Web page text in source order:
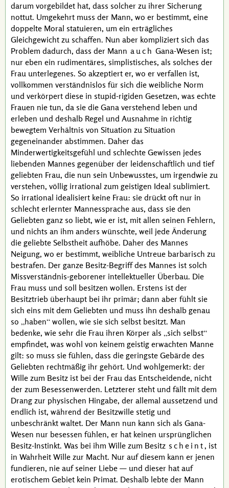
darum vorgebildet hat, dass solcher zu ihrer Sicherung
nottut. Umgekehrt muss der Mann, wo er bestimmt, eine
doppelte Moral statuieren, um ein erträgliches
Gleichgewicht zu schaffen. Nun aber kompliziert sich das
Problem dadurch, dass der Mann auch Gana-Wesen ist;
nur eben ein rudimentäres, simplistisches, als solches der
Frau unterlegenes. So akzeptiert er, wo er verfallen ist,
vollkommen verständnislos für sich die weibliche Norm
und verkörpert diese in stupid-rigiden Gesetzen, was echte
Frauen nie tun, da sie die Gana verstehend leben und
erleben und deshalb Regel und Ausnahme in richtig
bewegtem Verhältnis von Situation zu Situation
gegeneinander abstimmen. Daher das
Minderwertigkeitsgefühl und schlechte Gewissen jedes
liebenden Mannes gegenüber der leidenschaftlich und tief
geliebten Frau, die nun sein Unbewusstes, um irgendwie zu
verstehen, völlig irrational zum geistigen Ideal sublimiert.
So irrational idealisiert keine Frau: sie drückt oft nur in
schlecht erlernter Mannessprache aus, dass sie den
Geliebten ganz so liebt, wie er ist, mit allen seinen Fehlern,
und nichts an ihm anders wünschte, weil jede Änderung
die geliebte Selbstheit aufhöbe. Daher des Mannes
Neigung, wo er bestimmt, weibliche Untreue barbarisch zu
bestrafen. Der ganze Besitz-Begriff des Mannes ist solch
Missverständnis-geborener intellektueller Überbau. Die
Frau muss und soll besitzen wollen. Erstens ist der
Besitztrieb überhaupt bei ihr primär; dann aber fühlt sie
sich eins mit dem Geliebten und muss ihn deshalb genau
so
haben wollen, wie sie sich selbst besitzt. Man
bedenke, wie sehr die Frau ihren Körper als
sich selbst
empfindet, was wohl von keinem geistig erwachten Manne
gilt: so muss sie fühlen, dass die geringste Gebärde des
Geliebten rechtmäßig ihr gehört. Und wohlgemerkt: der
Wille zum Besitz ist bei der Frau das Entscheidende, nicht
der zum Besessenwerden. Letzterer steht und fällt mit dem
Drang zur physischen Hingabe, der allemal aussetzend und
endlich ist, während der Besitzwille stetig und
unbeschränkt waltet. Der Mann nun kann sich als Gana-
Wesen nur besessen fühlen, er hat keinen ursprünglichen
Besitz-Instinkt. Was bei ihm Wille zum Besitz scheint, ist
in Wahrheit Wille zur Macht. Nur auf diesem kann er jenen
fundieren, nie auf seiner Liebe — und dieser hat auf
erotischem Gebiet kein Primat. Deshalb lebte der Mann